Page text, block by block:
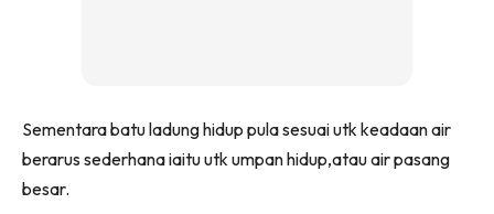
Sementara batu ladung hidup pula sesuai utk keadaan air
berarus sederhana iaitu utk umpan hidup,atau air pasang
besar.